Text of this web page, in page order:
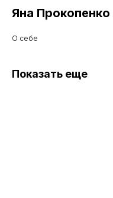
Яна Прокопенко
О себе
Показать еще